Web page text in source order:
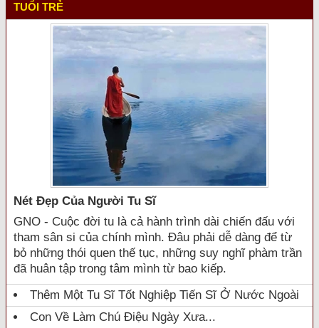
TUỔI TRẺ
Nét Đẹp Của Người Tu Sĩ
GNO - Cuộc đời tu là cả hành trình dài chiến đấu với
tham sân si của chính mình. Đâu phải dễ dàng để từ
bỏ những thói quen thế tục, những suy nghĩ phàm trần
đã huân tập trong tâm mình từ bao kiếp.
Thêm Một Tu Sĩ Tốt Nghiệp Tiến Sĩ Ở Nước Ngoài
Con Về Làm Chú Điệu Ngày Xưa...